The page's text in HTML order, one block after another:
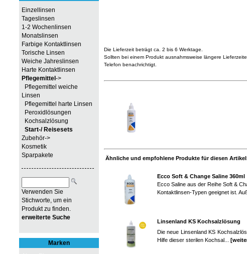
Einzellinsen
Tageslinsen
1-2 Wochenlinsen
Monatslinsen
Farbige Kontaktlinsen
Torische Linsen
Weiche Jahreslinsen
Harte Kontaktlinsen
Pflegemittel->
Pflegemittel weiche
Linsen
Pflegemittel harte Linsen
Peroxidlösungen
Kochsalzlösung
Start-/ Reisesets
Zubehör->
Kosmetik
Sparpakete
Verwenden Sie
Stichworte, um ein
Produkt zu finden.
erweiterte Suche
Marken
Die Lieferzeit beträgt ca. 2 bis 6 Werktage.
Sollten bei einem Produkt ausnahmsweise längere
Telefon benachrichtigt.
Ähnliche und empfohlene Produkte für diesen
Ecco Soft & Change Saline 360ml
Ecco Saline aus der Reihe Soft &
Kontaktlinsen-Typen geeignet ist.
Linsenland KS Kochsalzlösung
Die neue Linsenland KS
Hilfe dieser sterilen Kochsal...